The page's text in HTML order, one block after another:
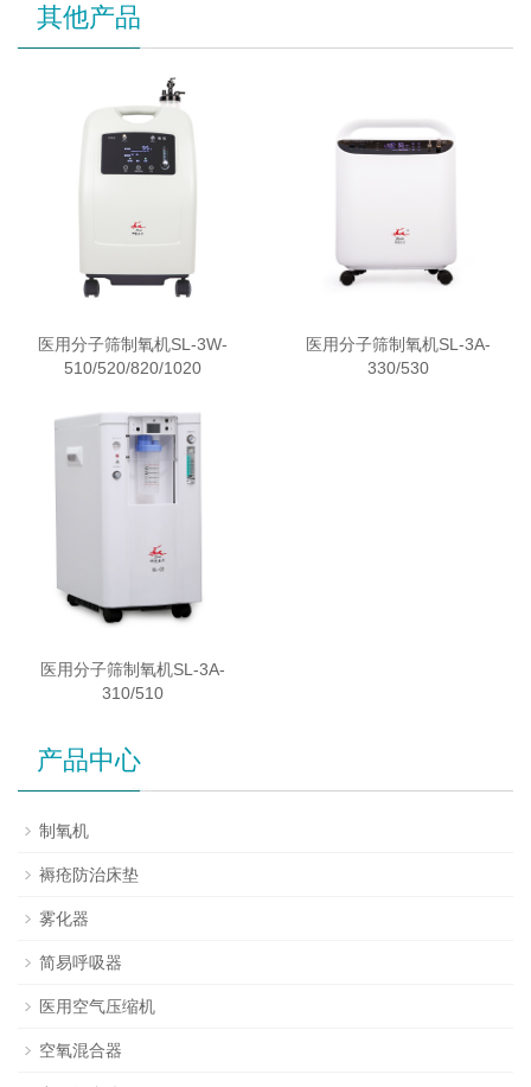
其他产品
医用分子筛制氧机SL-3W-
510/520/820/1020
医用分子筛制氧机SL-3A-
330/530
医用分子筛制氧机SL-3A-
310/510
产品中心
制氧机
褥疮防治床垫
雾化器
简易呼吸器
医用空气压缩机
空氧混合器